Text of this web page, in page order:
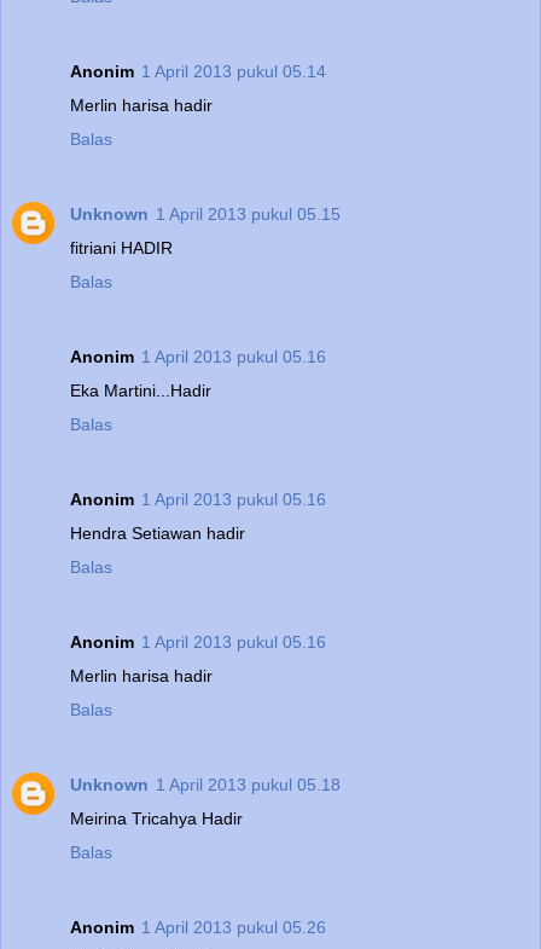
Anonim 1 April 2013 pukul 05.14
Merlin harisa hadir
Balas
Unknown 1 April 2013 pukul 05.15
fitriani HADIR
Balas
Anonim 1 April 2013 pukul 05.16
Eka Martini...Hadir
Balas
Anonim 1 April 2013 pukul 05.16
Hendra Setiawan hadir
Balas
Anonim 1 April 2013 pukul 05.16
Merlin harisa hadir
Balas
Unknown 1 April 2013 pukul 05.18
Meirina Tricahya Hadir
Balas
Anonim 1 April 2013 pukul 05.26